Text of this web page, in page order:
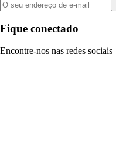
Fique conectado
Encontre-nos nas redes sociais